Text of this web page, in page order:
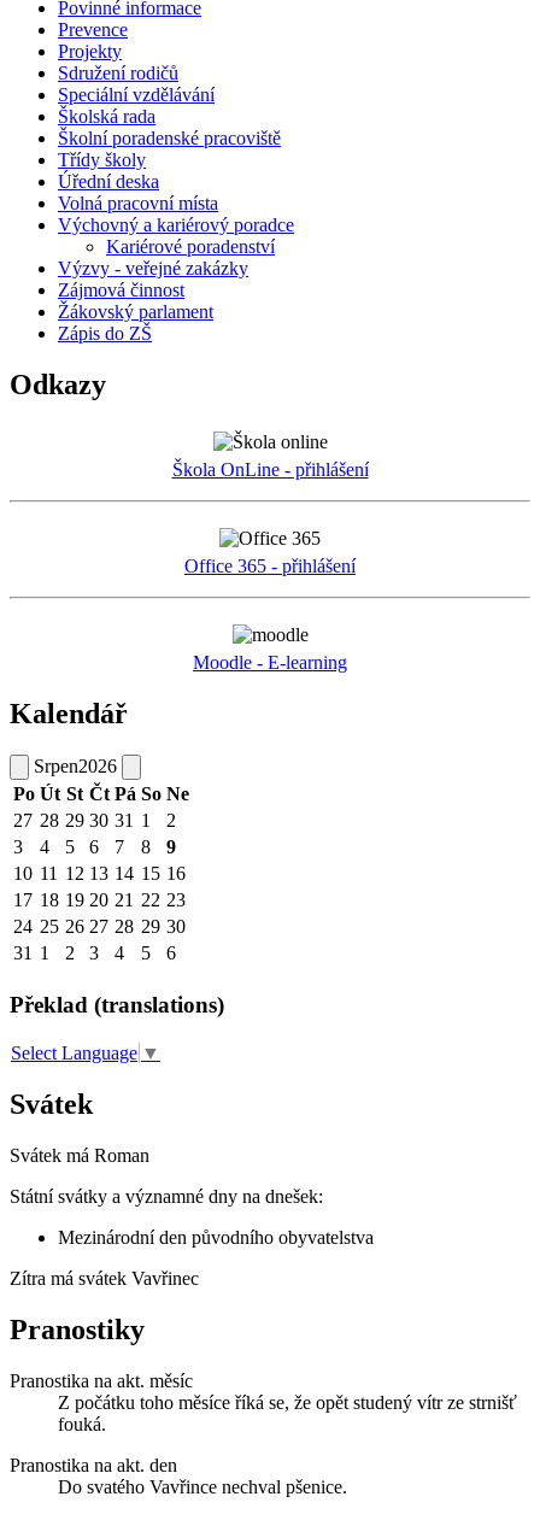
Povinné informace
Prevence
Projekty
Sdružení rodičů
Speciální vzdělávání
Školská rada
Školní poradenské pracoviště
Třídy školy
Úřední deska
Volná pracovní místa
Výchovný a kariérový poradce
Kariérové poradenství
Výzvy - veřejné zakázky
Zájmová činnost
Žákovský parlament
Zápis do ZŠ
Odkazy
Škola OnLine - přihlášení
Office 365 - přihlášení
Moodle - E-learning
Kalendář
Srpen2026
Po Út St Čt Pá So Ne
27 28 29 30 31 1
2
3
4 5 6 7 8
9
10 11 12 13 14 15 16
17 18 19 20 21 22 23
24 25 26 27 28 29 30
31 1 2 3 4 5 6
Překlad (translations)
Select Language ▼
Svátek
Svátek má Roman
Státní svátky a významné dny na dnešek:
Mezinárodní den původního obyvatelstva
Zítra má svátek Vavřinec
Pranostiky
Pranostika na akt. měsíc
Z počátku toho měsíce říká se, že opět studený vítr ze strnišť
fouká.
Pranostika na akt. den
Do svatého Vavřince nechval pšenice.